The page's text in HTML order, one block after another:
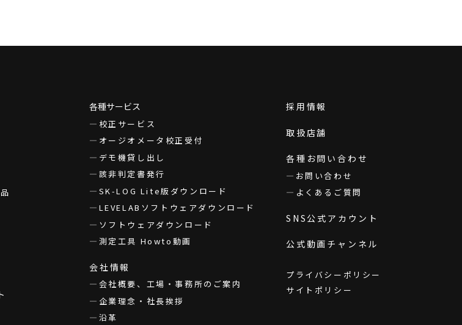
各種サービス
校正サービス
オージオメータ校正受付
デモ機貸し出し
該非判定書発行
SK-LOG Lite版ダウンロード
LEVELABソフトウェアダウンロード
ソフトウェアダウンロード
測定工具 Howto動画
会社情報
会社概要、工場・事務所のご案内
企業理念・社長挨拶
沿革
採用情報
取扱店舗
各種お問い合わせ
お問い合わせ
よくあるご質問
SNS公式アカウント
公式動画チャンネル
プライバシーポリシー
サイトポリシー